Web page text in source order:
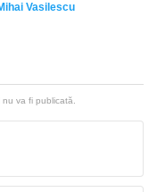
Vasilescu
va fi publicată.